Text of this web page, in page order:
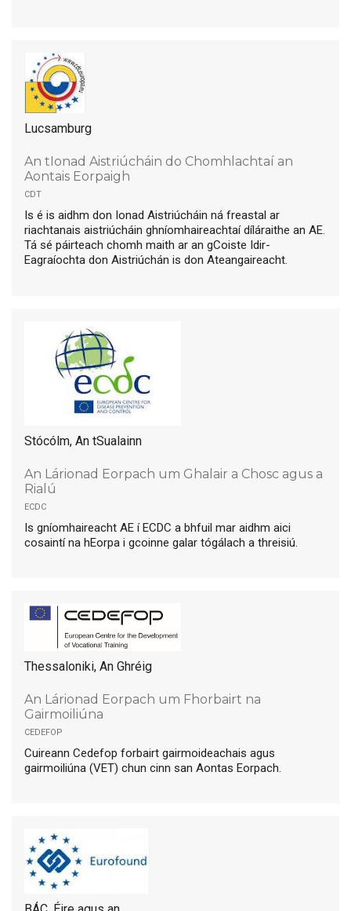
Lucsamburg
An tIonad Aistriúcháin do Chomhlachtaí an
Aontais Eorpaigh
cdt
Is é is aidhm don Ionad Aistriúcháin ná freastal ar
riachtanais aistriúcháin ghníomhaireachtaí díláraithe an AE.
Tá sé páirteach chomh maith ar an gCoiste Idir-
Eagraíochta don Aistriúchán is don Ateangaireacht.
Stócólm, An tSualainn
An Lárionad Eorpach um Ghalair a Chosc agus a
Rialú
ecdc
Is gníomhaireacht AE í ECDC a bhfuil mar aidhm aici
cosaintí na hEorpa i gcoinne galar tógálach a threisiú.
Thessaloniki, An Ghréig
An Lárionad Eorpach um Fhorbairt na
Gairmoiliúna
cedefop
Cuireann Cedefop forbairt gairmoideachais agus
gairmoiliúna (VET) chun cinn san Aontas Eorpach.